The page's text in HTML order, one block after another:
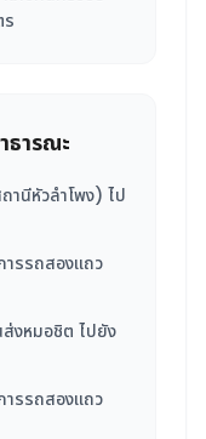
ร
ธารณะ
านีหัวลำโพง) ไป
ารรถสองแถว
งหมอชิต ไปยัง
ารรถสองแถว